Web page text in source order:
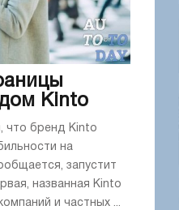
Kinto
что бренд Kinto
на
запустит
названная Kinto
и частных ...